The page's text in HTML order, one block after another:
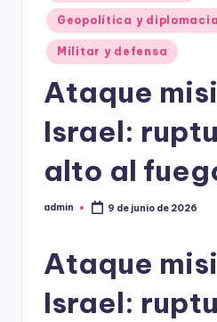
Geopolítica y diplomacia
Militar y defensa
Ataque
Israel:
alto al
Publicado
admin 9 de junio de 2026
Ataque
Israel: